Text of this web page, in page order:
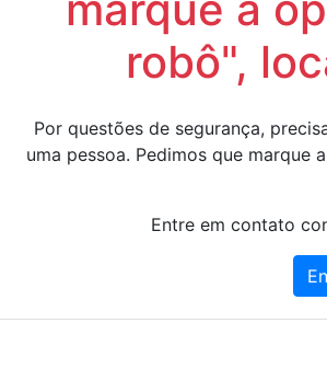
robô",
Por questões de segurança,
uma pessoa. Pedimos que marque
Entre em contato